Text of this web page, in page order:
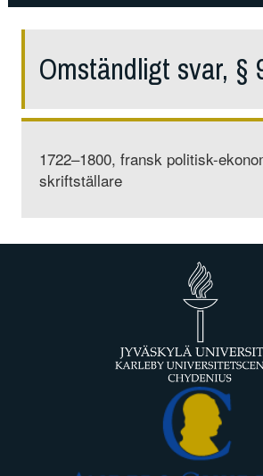
Omständligt svar, §
1722–1800, fransk politisk-
skriftställare